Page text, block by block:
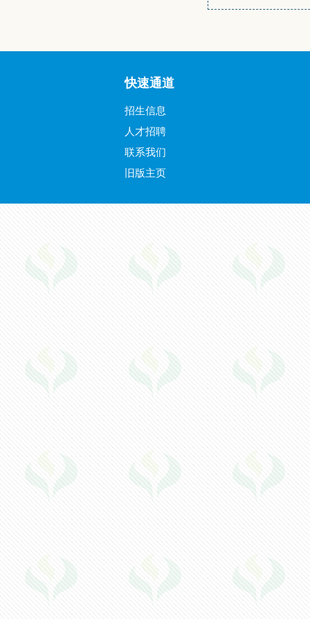
快速通道
招生信息
人才招聘
联系我们
旧版主页